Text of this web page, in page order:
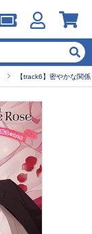
【track6】密やかな関係